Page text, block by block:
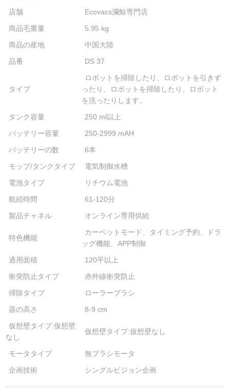
店舗
Ecovacs瀾鯨専門店
商品毛重量
5.95 kg
商品の産地
中国大陸
品番
DS 37
タイプ
ロボットを掃除したり、ロボットを引きず
ったり、ロボットを掃除したり、ロボット
を洗ったりします。
タンク容量
250 ml以上
バッテリー容量
250-2999 mAH
バッテリーの数
6本
モップ/タンクタイプ
電気制御水槽
電池タイプ
リチウム電池
航続時間
61-120分
製品チャネル
オンライン専用供給
特色機能
カーペットモード、タイミング予約、ドラ
ッグ機能、APP制御
適用面積
120平以上
衝突防止タイプ
赤外線衝突防止
掃除タイプ
ローラーブラシ
器の高さ
8-9 cm
仮想壁タイプ:仮想壁
なし
仮想壁タイプ:仮想壁なし
モータタイプ
無ブラシモータ
企画技術
シングルビジョン企画